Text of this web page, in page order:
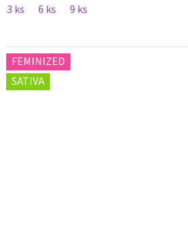
3 ks
6 ks 9 ks
FEMINIZED
SATIVA